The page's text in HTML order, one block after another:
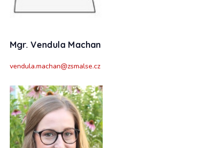
Mgr. Vendula Machan
vendula.machan@zsmalse.cz